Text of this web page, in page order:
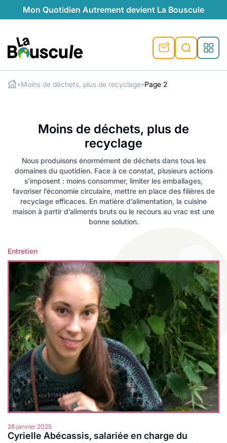
Mon Quotidien Autrement devient La Bouscule
La Bouscule
naturel
de recyclage
de recyclage
douce
»Moins de déchets, plus de recyclage»Page 2
Moins de déchets, plus de
recyclage
Nous produisons énormément de déchets dans tous les
domaines du quotidien. Face à ce constat, plusieurs actions
s’imposent : moins consommer, limiter les emballages,
favoriser l’économie circulaire, mettre en place des filières de
recyclage efficaces. En matière d’alimentation, la cuisine
maison à partir d’aliments bruts ou le recours au vrac est une
bonne solution.
Entretien
28 janvier 2025
Cyrielle Abécassis, salariée en charge du
Lire plus